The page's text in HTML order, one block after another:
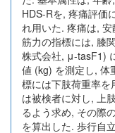
HDS-Rを, 疼痛評価
れ用いた. 疼痛は,
筋力の指標には, 膝
株式会社, μ-tasF1)
値 (kg) を測定し, 体
標には下肢荷重率
は被検者に対し, 上
るよう求め, その際
を算出した. 歩行自